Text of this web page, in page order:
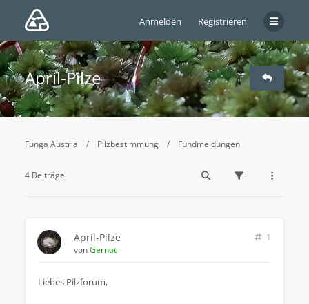
Anmelden Registrieren
April-Pilze
Funga Austria Pilzbestimmung Fundmeldungen
4 Beiträge
April-Pilze
1
vonGernot
Liebes Pilzforum,